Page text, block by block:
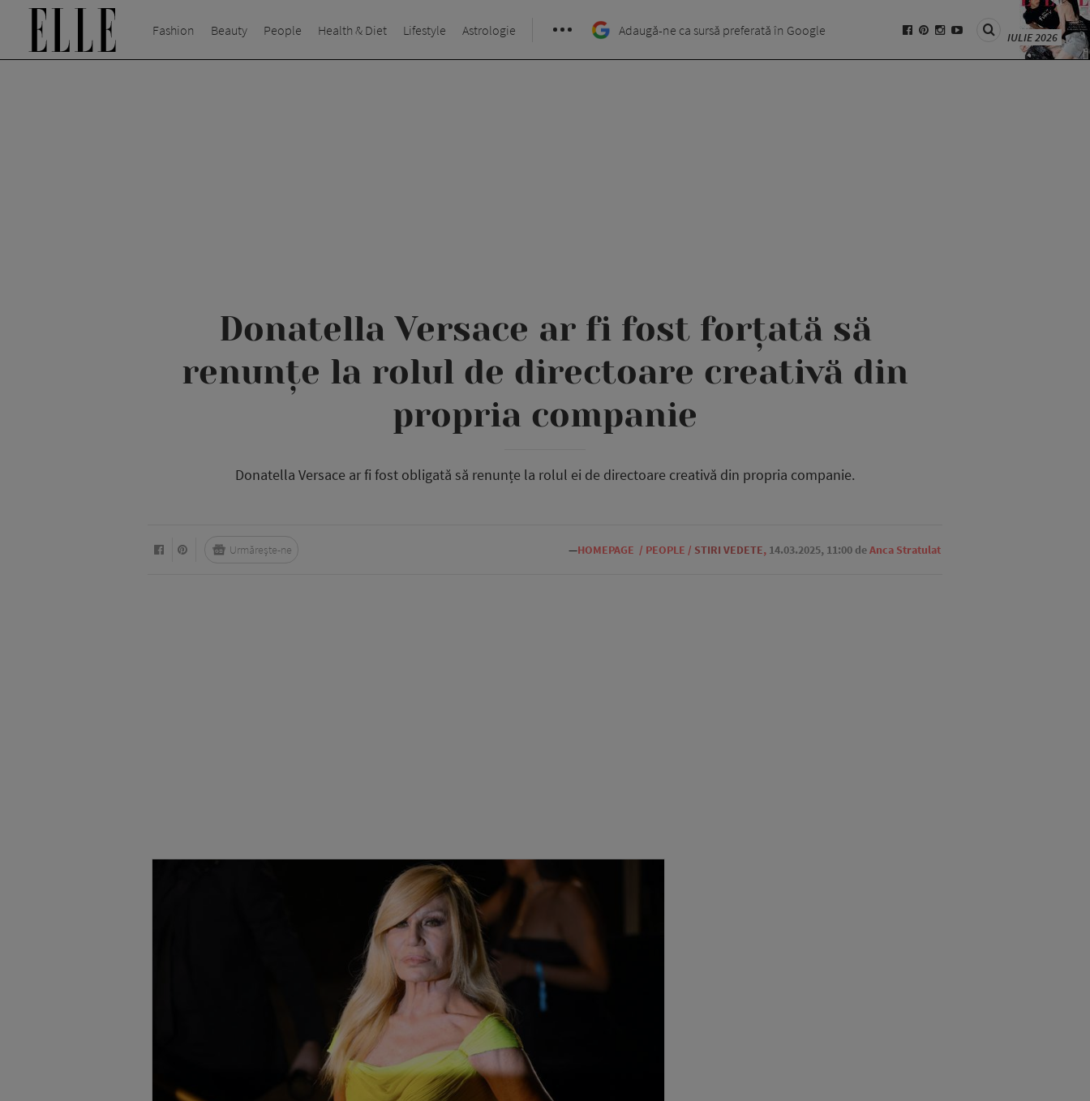
Fashion Beauty People Health & Diet Lifestyle Astrologie Adaugă-ne ca sursă preferată în Google IULIE 2026
Donatella Versace ar fi fost forțată să
renunțe la rolul de directoare creativă din
propria companie
Donatella Versace ar fi fost obligată să renunțe la rolul ei de directoare creativă din propria companie.
—HOMEPAGE / PEOPLE / STIRI VEDETE, 14.03.2025, 11:00 deAnca Stratulat
Urmărește-ne